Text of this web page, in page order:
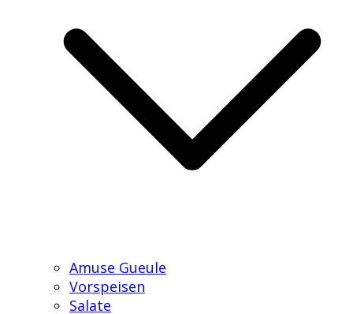
Amuse Gueule
Vorspeisen
Salate